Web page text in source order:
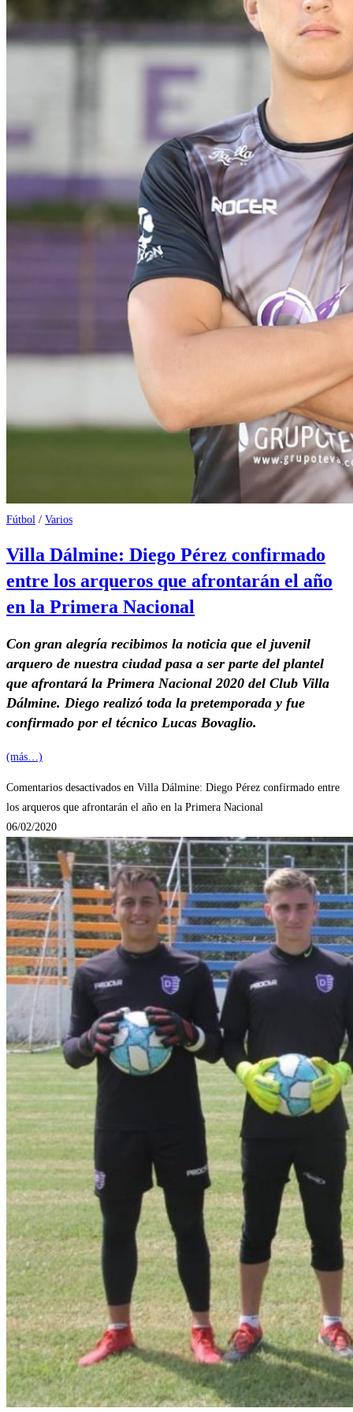
Fútbol / Varios
Villa Dálmine: Diego Pérez confirmado
entre los arqueros que afrontarán el año
en la Primera Nacional
Con gran alegría recibimos la noticia que el juvenil
arquero de nuestra ciudad pasa a ser parte del plantel
que afrontará la Primera Nacional 2020 del Club Villa
Dálmine. Diego realizó toda la pretemporada y fue
confirmado por el técnico Lucas Bovaglio.
(más…)
Comentarios desactivados en Villa Dálmine: Diego Pérez confirmado entre
los arqueros que afrontarán el año en la Primera Nacional
06/02/2020